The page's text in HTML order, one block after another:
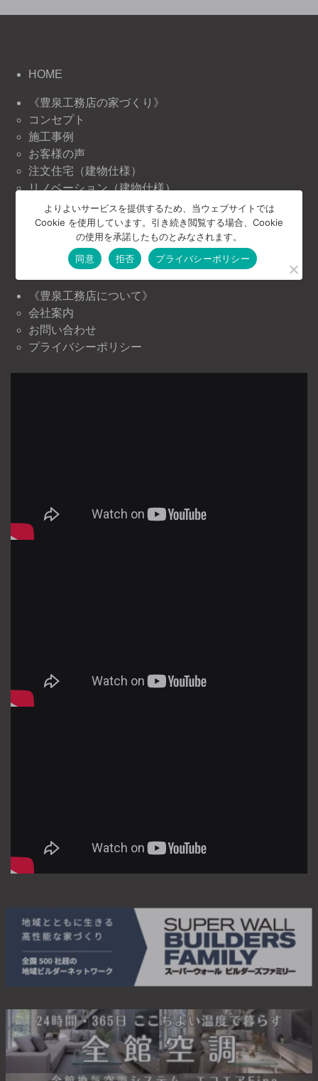
HOME
《豊泉工務店の家づくり》
コンセプト
施工事例
お客様の声
注文住宅（建物仕様）
リノベーション（建物仕様）
リフォーム（建物仕様）
《豊泉工務店の情報》
ニュース＆トピックス
イベント情報
《豊泉工務店について》
会社案内
お問い合わせ
プライバシーポリシー
よりよいサービスを提供するため、当ウェブサイトでは
Cookie を使用しています。引き続き閲覧する場合、Cookie
の使用を承諾したものとみなされます。
同意
拒否 プライバシーポリシー